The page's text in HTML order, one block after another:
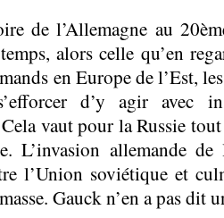
de l’Allemagne au
alors celle qu’en
en Europe de l’Est,
d’y agir avec
vaut pour la Russie
L’invasion allemande
l’Union soviétique et
Gauck n’en a pas dit